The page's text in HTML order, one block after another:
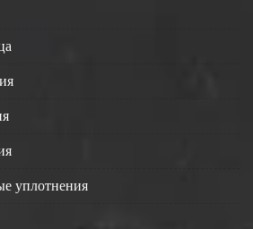
уплотнения